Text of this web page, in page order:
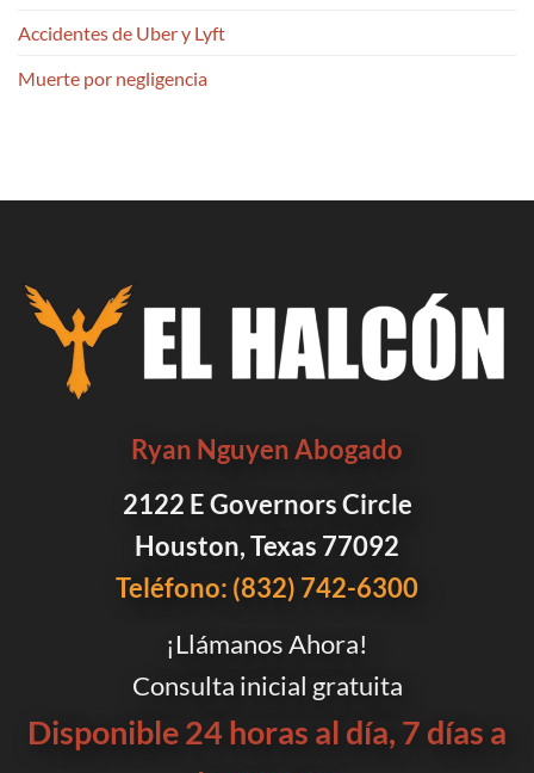
Accidentes de Uber y Lyft
Muerte por negligencia
Ryan Nguyen Abogado
2122 E Governors Circle
Houston, Texas 77092
Teléfono: (832) 742-6300
¡Llámanos Ahora!
Consulta inicial gratuita
Disponible 24 horas al día, 7 días a